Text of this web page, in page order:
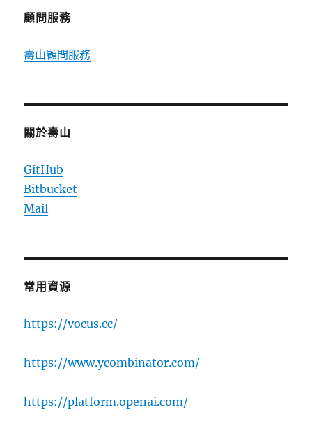
顧問服務
壽山顧問服務
關於壽山
GitHub
Bitbucket
Mail
常用資源
https://vocus.cc/
https://www.ycombinator.com/
https://platform.openai.com/